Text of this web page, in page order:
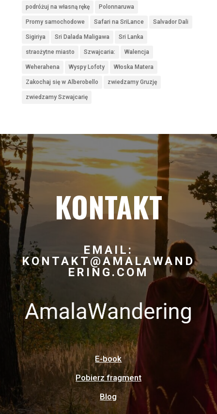
podróżuj na własną rękę Polonnaruwa
Promy samochodowe Safari na SriLance Salvador Dali
Sigiriya Sri Dalada Maligawa Sri Lanka
straożytne miasto Szwajcaria: Walencja
Weherahena Wyspy Lofoty Włoska Matera
Zakochaj się w Alberobello zwiedzamy Gruzję
zwiedzamy Szwajcarię
KONTAKT
EMAIL:
KONTAKT@AMALAWAND
ERING.COM
E-book
Pobierz fragment
Blog